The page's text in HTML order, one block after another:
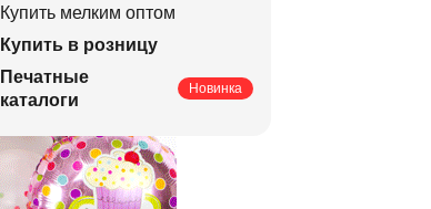
Купить мелким оптом
Купить в розницу
Печатные
каталоги
Новинка